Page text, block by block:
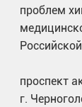
проблем
проспект
г.